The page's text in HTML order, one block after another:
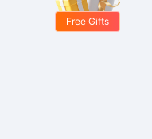
Free Gifts